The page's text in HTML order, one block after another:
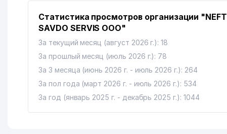
Статистика просмотров организации "NEFT
SAVDO SERVIS ООО"
За текущий месяц (август 2026 г.): 18
За прошлый месяц (июль 2026 г.): 78
За 3 месяца (июнь 2026 г. - июль 2026 г.): 264
За пол года (март 2026 г. - июль 2026 г.): 534
За год (январь 2025 г. - декабрь 2025 г.): 1044